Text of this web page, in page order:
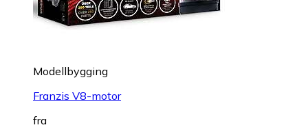
Modellbygging
Franzis V8-motor
fra